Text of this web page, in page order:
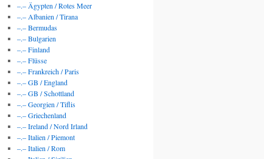
–.– Ägypten / Rotes Meer
–.– Albanien / Tirana
–.– Bermudas
–.– Bulgarien
–.– Finland
–.– Flüsse
–.– Frankreich / Paris
–.– GB / England
–.– GB / Schottland
–.– Georgien / Tiflis
–.– Griechenland
–.– Ireland / Nord Irland
–.– Italien / Piemont
–.– Italien / Rom